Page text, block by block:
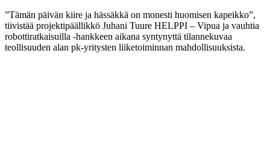
”Tämän päivän kiire ja hässäkkä on monesti huomisen kapeikko”,
tiivistää projektipäällikkö Juhani Tuure HELPPI – Vipua ja vauhtia
robottiratkaisuilla -hankkeen aikana syntynyttä tilannekuvaa
teollisuuden alan pk-yritysten liiketoiminnan mahdollisuuksista.